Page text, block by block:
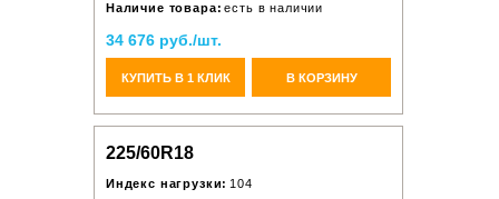
Наличие товара: есть в наличии
34 676 руб./шт.
КУПИТЬ В 1 КЛИК В КОРЗИНУ
225/60R18
Индекс нагрузки: 104